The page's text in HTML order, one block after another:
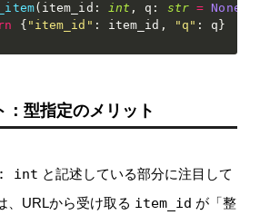
( item_id : int , q : str = None
{ "item_id" : item_id , "q" : q }
：型指定のメリット
int と記述している部分に注目して
、URLから受け取る item_id が「整